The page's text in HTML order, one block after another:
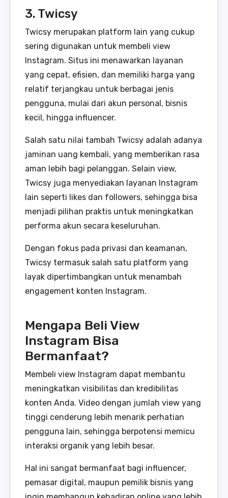
3. Twicsy
Twicsy merupakan platform lain yang cukup
sering digunakan untuk membeli view
Instagram. Situs ini menawarkan layanan
yang cepat, efisien, dan memiliki harga yang
relatif terjangkau untuk berbagai jenis
pengguna, mulai dari akun personal, bisnis
kecil, hingga influencer.
Salah satu nilai tambah Twicsy adalah adanya
jaminan uang kembali, yang memberikan rasa
aman lebih bagi pelanggan. Selain view,
Twicsy juga menyediakan layanan Instagram
lain seperti likes dan followers, sehingga bisa
menjadi pilihan praktis untuk meningkatkan
performa akun secara keseluruhan.
Dengan fokus pada privasi dan keamanan,
Twicsy termasuk salah satu platform yang
layak dipertimbangkan untuk menambah
engagement konten Instagram.
Mengapa Beli View
Instagram Bisa
Bermanfaat?
Membeli view Instagram dapat membantu
meningkatkan visibilitas dan kredibilitas
konten Anda. Video dengan jumlah view yang
tinggi cenderung lebih menarik perhatian
pengguna lain, sehingga berpotensi memicu
interaksi organik yang lebih besar.
Hal ini sangat bermanfaat bagi influencer,
pemasar digital, maupun pemilik bisnis yang